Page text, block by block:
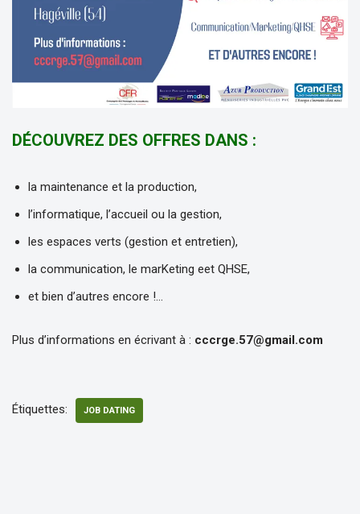
DÉCOUVREZ DES OFFRES DANS :
la maintenance et la production,
l’informatique, l’accueil ou la gestion,
les espaces verts (gestion et entretien),
la communication, le marKeting eet QHSE,
et bien d’autres encore !…
Plus d’informations en écrivant à : cccrge.57@gmail.com
Étiquettes: JOB DATING